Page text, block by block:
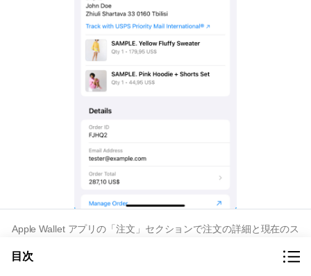
Apple Wallet アプリの「注文」セクションで注文の詳細と現在のス
目次